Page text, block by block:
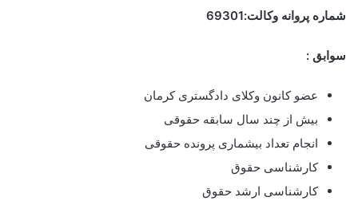
شماره پروانه وکالت:69301
سوابق :
عضو کانون وکلای دادگستری کرمان
بیش از چند سال سابقه حقوقی
انجام تعداد بیشماری پرونده حقوقی
کارشناسی حقوق
کارشناسی ارشد حقوق